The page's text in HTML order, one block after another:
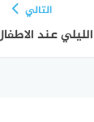
التالي
عند